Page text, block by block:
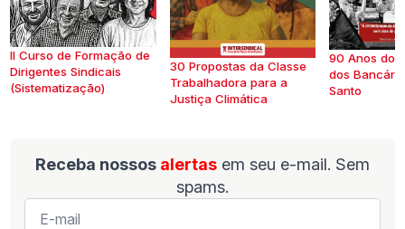
II Curso de Formação de
Dirigentes Sindicais
(Sistematização)
30 Propostas da Classe
Trabalhadora para a
Justiça Climática
90 Anos do
dos
Santo
Receba nossos alertas em seu e-mail. Sem
spams.
E-
mail